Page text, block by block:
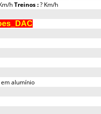
hTreinos :? Km/h
alumínio